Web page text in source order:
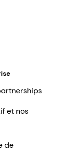
et nos
de